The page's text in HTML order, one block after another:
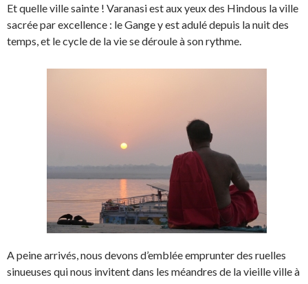
Et quelle ville sainte ! Varanasi est aux yeux des Hindous la ville
sacrée par excellence : le Gange y est adulé depuis la nuit des
temps, et le cycle de la vie se déroule à son rythme.
A peine arrivés, nous devons d’emblée emprunter des ruelles
sinueuses qui nous invitent dans les méandres de la vieille ville à